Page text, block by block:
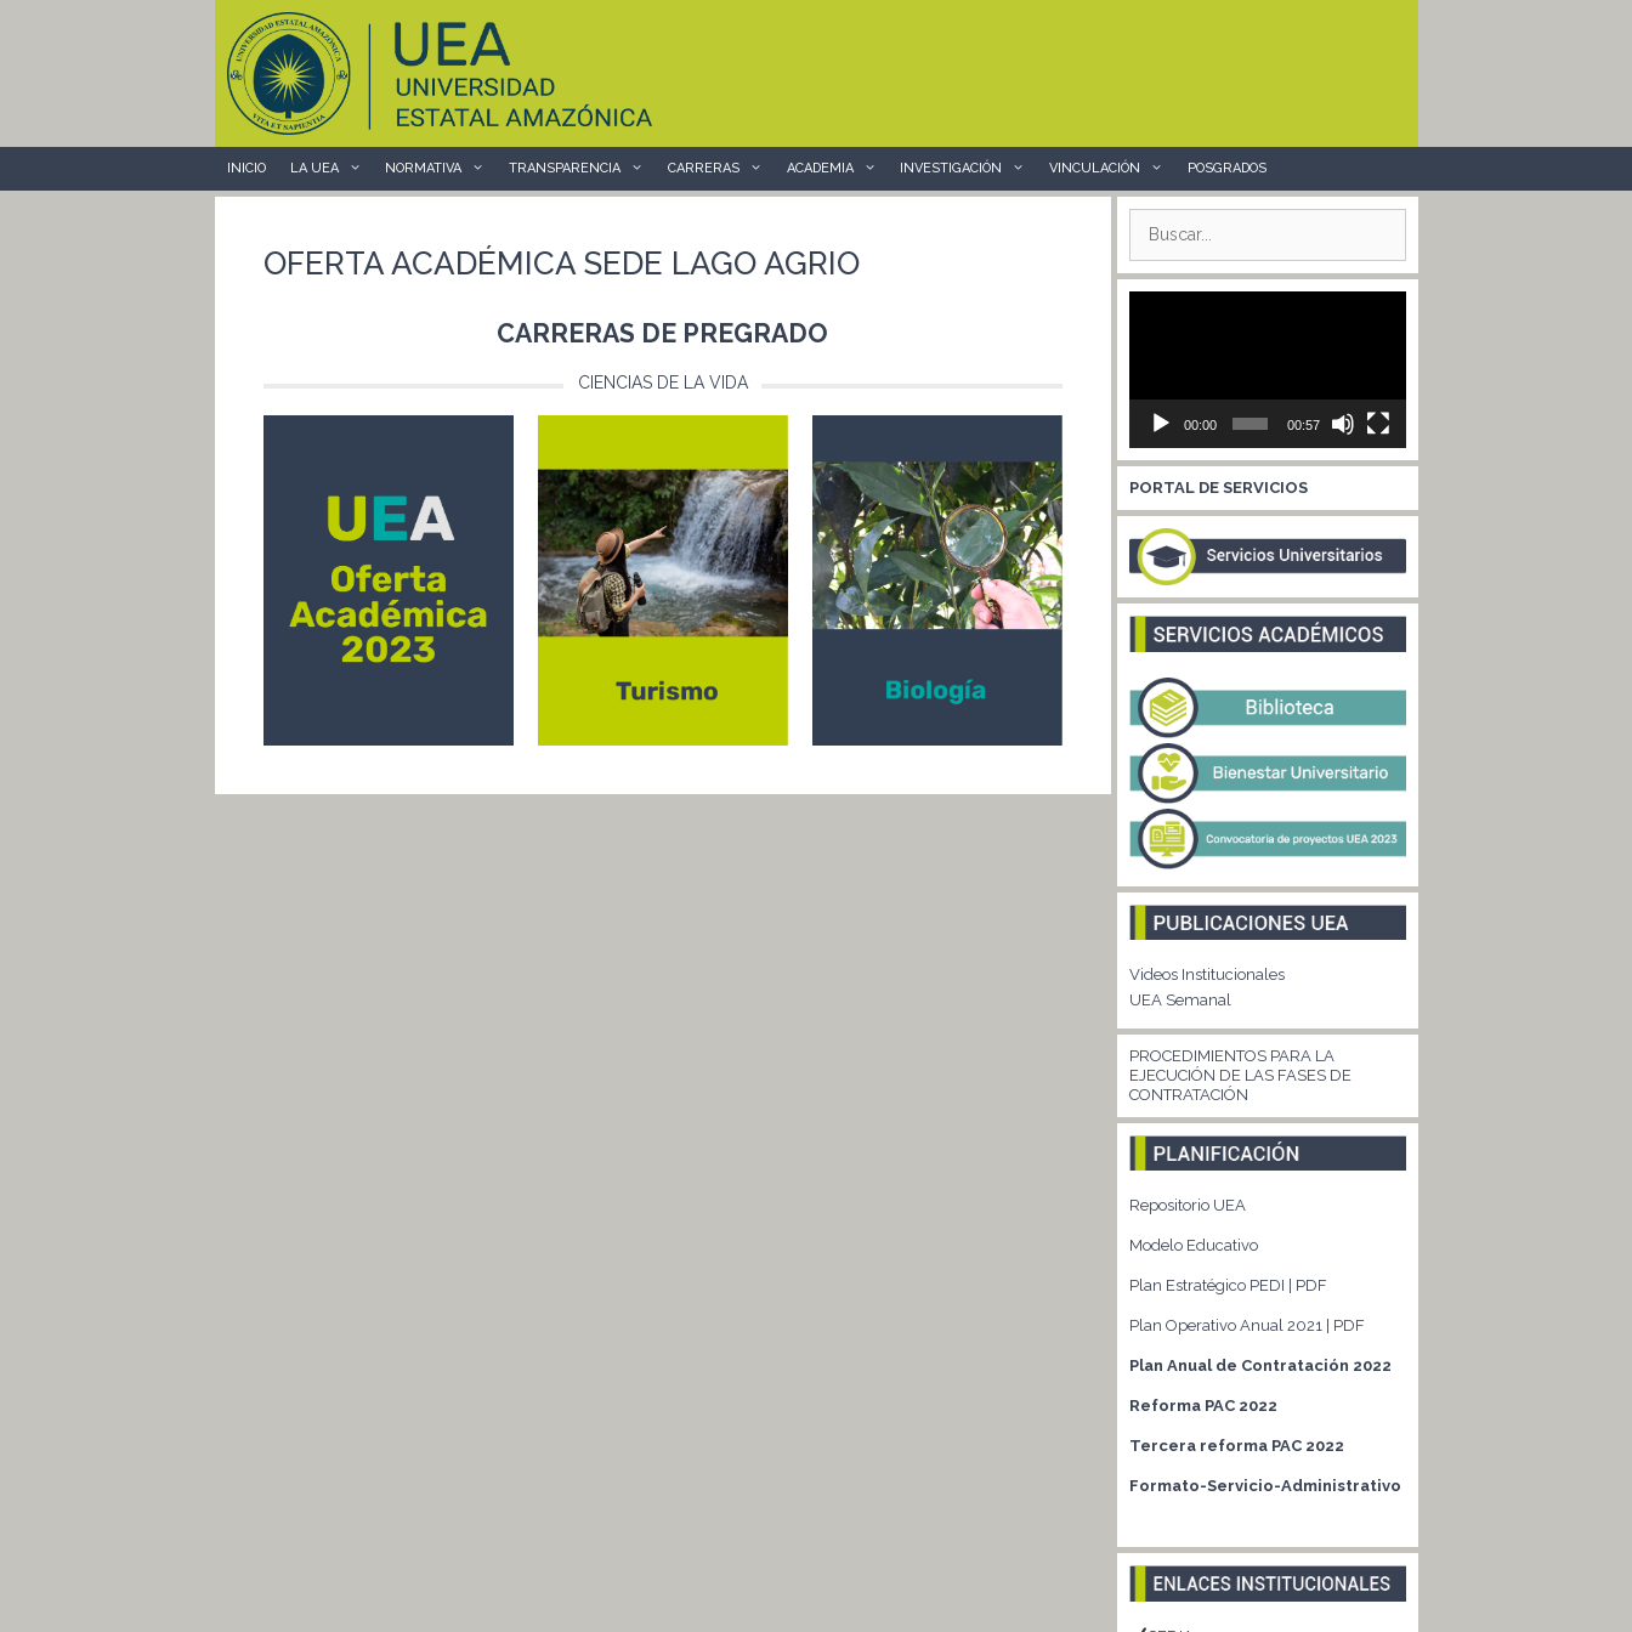
INICIO LA UEA NORMATIVA TRANSPARENCIA CARRERAS ACADEMIA INVESTIGACIÓN VINCULACIÓN POSGRADOS
OFERTA ACADÉMICA SEDE LAGO AGRIO
CARRERAS DE PREGRADO
CIENCIAS DE LA VIDA
00:00 00:57
PORTAL DE SERVICIOS
Videos Institucionales
UEA Semanal
PROCEDIMIENTOS PARA LA
EJECUCIÓN DE LAS FASES DE
CONTRATACIÓN
Repositorio UEA
Modelo Educativo
Plan Estratégico PEDI | PDF
Plan Operativo Anual 2021 | PDF
Plan Anual de Contratación 2022
Reforma PAC 2022
Tercera reforma PAC 2022
Formato-Servicio-Administrativo